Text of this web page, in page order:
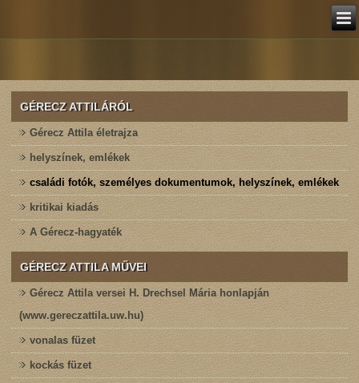
GÉRECZ ATTILÁRÓL
Gérecz Attila életrajza
helyszínek, emlékek
családi fotók, személyes dokumentumok, helyszínek, emlékek
kritikai kiadás
A Gérecz-hagyaték
GÉRECZ ATTILA MŰVEI
Gérecz Attila versei H. Drechsel Mária honlapján
(www.gereczattila.uw.hu)
vonalas füzet
kockás füzet